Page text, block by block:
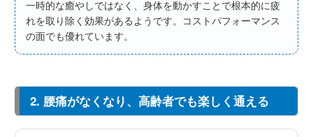
一時的な癒やしではなく、身体を動かすことで根本的に疲
れを取り除く効果があるようです。コストパフォーマンス
の面でも優れています。
2. 腰痛がなくなり、高齢者でも楽しく通える